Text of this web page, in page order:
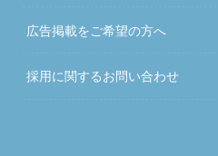
広告掲載をご希望の方へ
採用に関するお問い合わせ